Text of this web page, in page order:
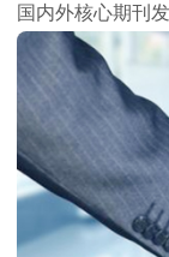
国内外核心期刊